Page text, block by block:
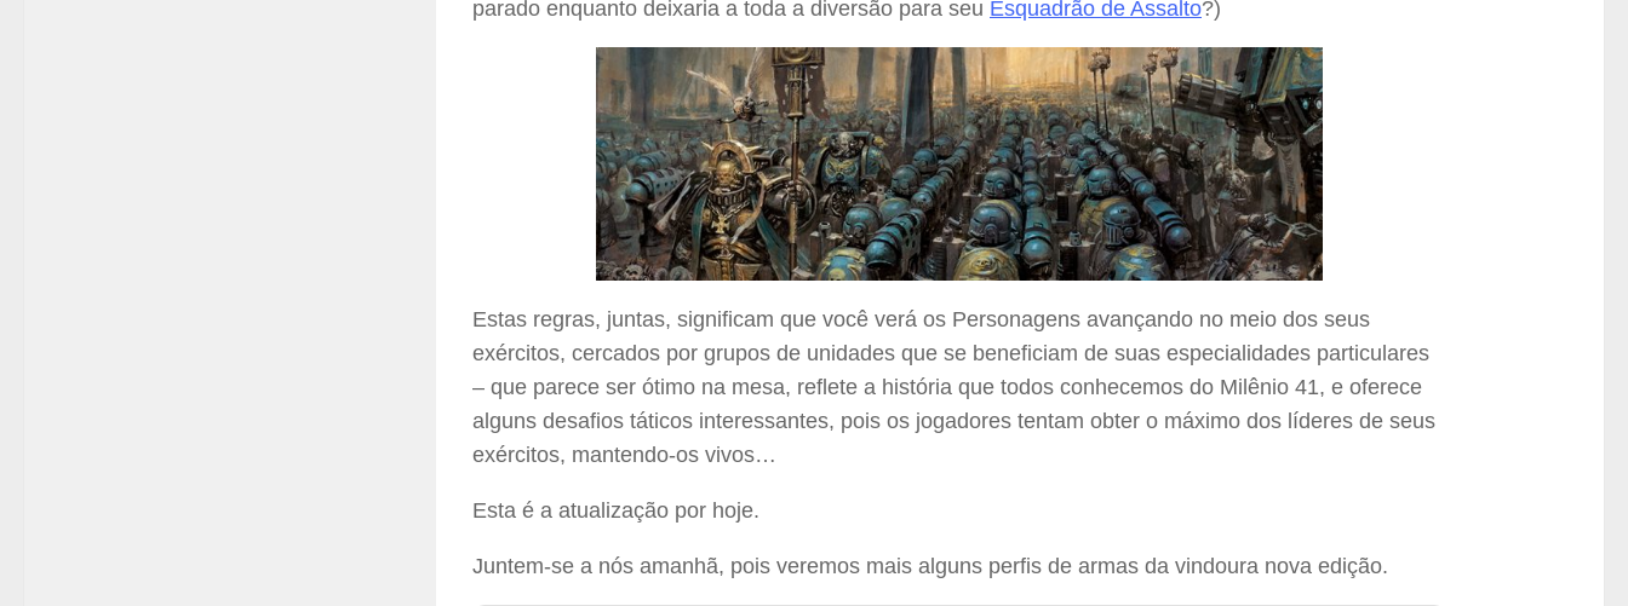
parado enquanto deixaria a toda a diversão para seu Esquadrão de Assalto?)
Estas regras, juntas, significam que você verá os Personagens avançando no meio dos seus
exércitos, cercados por grupos de unidades que se beneficiam de suas especialidades particulares
– que parece ser ótimo na mesa, reflete a história que todos conhecemos do Milênio 41, e oferece
alguns desafios táticos interessantes, pois os jogadores tentam obter o máximo dos líderes de seus
exércitos, mantendo-os vivos…
Esta é a atualização por hoje.
Juntem-se a nós amanhã, pois veremos mais alguns perfis de armas da vindoura nova edição.